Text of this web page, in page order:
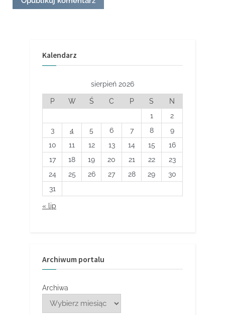
Kalendarz
sierpień 2026
P W Ś C P S
N
1
2
3
4 5 6 7 8
9
10
11 12 13 14 15
16
17
18 19 20 21 22
23
24
25 26 27 28 29
30
31
« lip
Archiwum portalu
Archiwa